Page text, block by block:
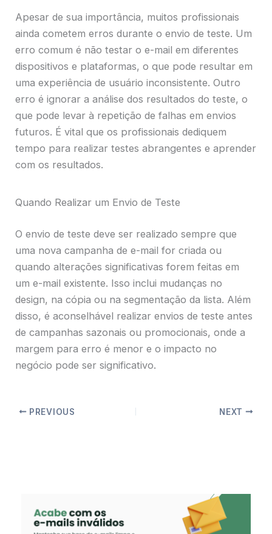
Apesar de sua importância, muitos profissionais
ainda cometem erros durante o envio de teste. Um
erro comum é não testar o e-mail em diferentes
dispositivos e plataformas, o que pode resultar em
uma experiência de usuário inconsistente. Outro
erro é ignorar a análise dos resultados do teste, o
que pode levar à repetição de falhas em envios
futuros. É vital que os profissionais dediquem
tempo para realizar testes abrangentes e aprender
com os resultados.
Quando Realizar um Envio de Teste
O envio de teste deve ser realizado sempre que
uma nova campanha de e-mail for criada ou
quando alterações significativas forem feitas em
um e-mail existente. Isso inclui mudanças no
design, na cópia ou na segmentação da lista. Além
disso, é aconselhável realizar envios de teste antes
de campanhas sazonais ou promocionais, onde a
margem para erro é menor e o impacto no
negócio pode ser significativo.
PREVIOUS NEXT